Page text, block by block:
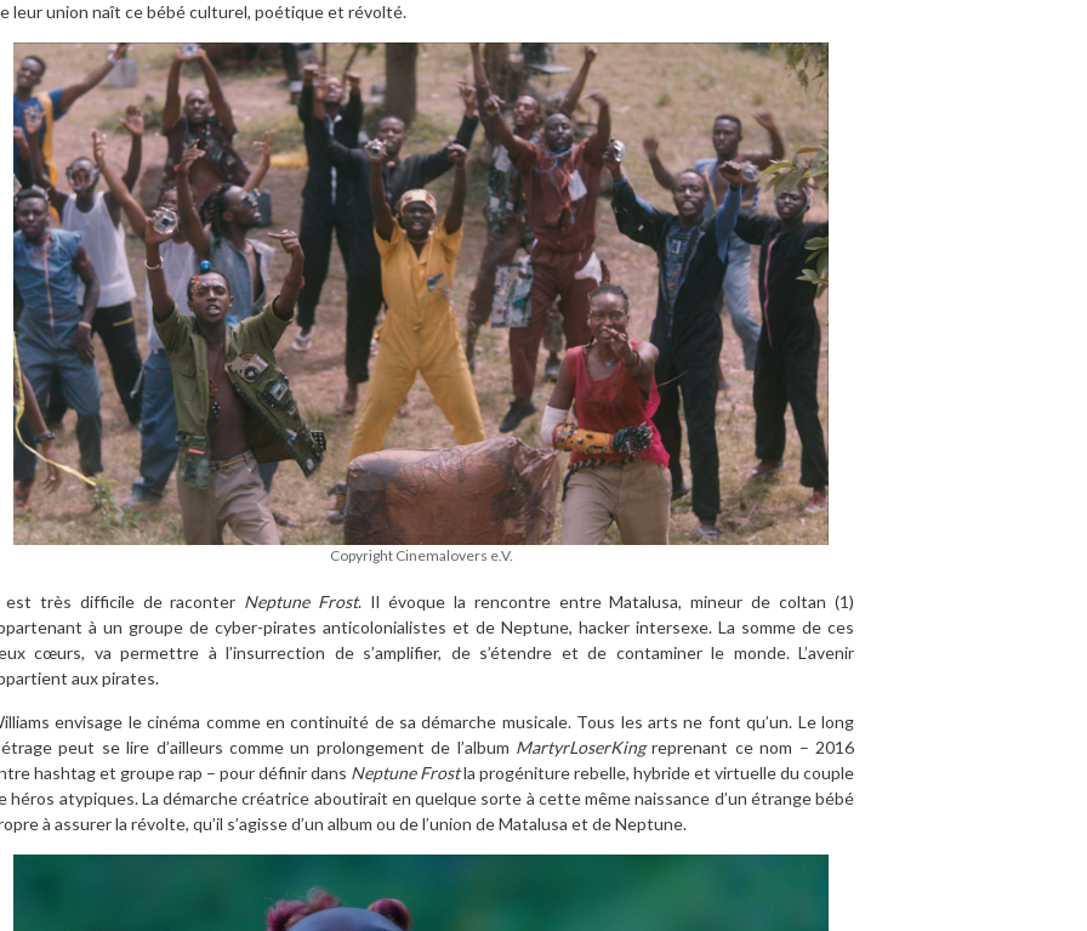
leur union naît ce bébé culturel, poétique et révolté.
Copyright Cinemalovers e.V.
très difficile de raconter Neptune Frost. Il évoque la rencontre entre Matalusa, mineur de coltan (1)
à un groupe de cyber-pirates anticolonialistes et de Neptune, hacker intersexe. La somme de ces
cœurs, va permettre à l’insurrection de s’amplifier, de s’étendre et de contaminer le monde. L’avenir
aux pirates.
envisage le cinéma comme en continuité de sa démarche musicale. Tous les arts ne font qu’un. Le long
peut se lire d’ailleurs comme un prolongement de l’album MartyrLoserKingreprenant ce nom – 2016
hashtag et groupe rap – pour définir dans Neptune Frostla progéniture rebelle, hybride et virtuelle du couple
héros atypiques. La démarche créatrice aboutirait en quelque sorte à cette même naissance d’un étrange bébé
à assurer la révolte, qu’il s’agisse d’un album ou de l’union de Matalusa et de Neptune.